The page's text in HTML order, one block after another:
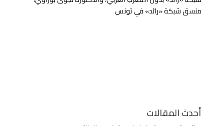
منسق شبكة «رائد» في تونس
أحدث المقالات